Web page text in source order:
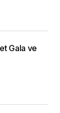
Gala ve